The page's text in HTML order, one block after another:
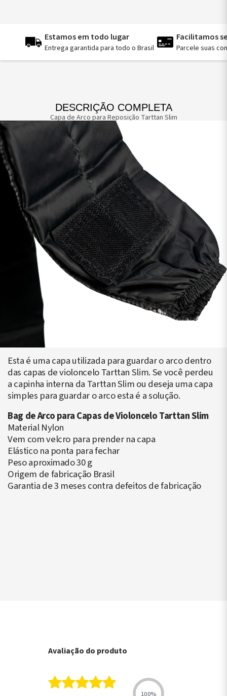
Estamos em todo lugar
Entrega garantida para todo o Brasil
Facilitamos
Parcele suas
DESCRIÇÃO COMPLETA
Capa de Arco para Reposição Tarttan Slim
Esta é uma capa utilizada para guardar o arco dentro
das capas de violoncelo Tarttan Slim. Se você perdeu
a capinha interna da Tarttan Slim ou deseja uma capa
simples para guardar o arco esta é a solução.
Bag de Arco para Capas de Violoncelo Tarttan Slim
Material Nylon
Vem com velcro para prender na capa
Elástico na ponta para fechar
Peso aproximado 30 g
Origem de fabricação Brasil
Garantia de 3 meses contra defeitos de fabricação
Avaliação do produto
100%